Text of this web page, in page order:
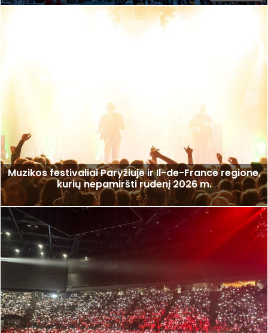
Muzikos festivaliai Paryžiuje ir Il-de-France regione,
kurių nepamiršti rudenį 2026 m.